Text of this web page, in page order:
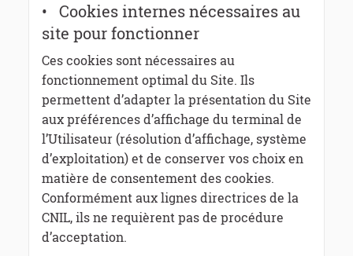
• Cookies internes nécessaires au
site pour fonctionner
Ces cookies sont nécessaires au
fonctionnement optimal du Site. Ils
permettent d’adapter la présentation du Site
aux préférences d’affichage du terminal de
l’Utilisateur (résolution d’affichage, système
d’exploitation) et de conserver vos choix en
matière de consentement des cookies.
Conformément aux lignes directrices de la
CNIL, ils ne requièrent pas de procédure
d’acceptation.